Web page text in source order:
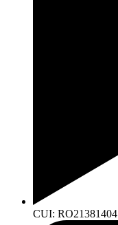
CUI: RO21381404